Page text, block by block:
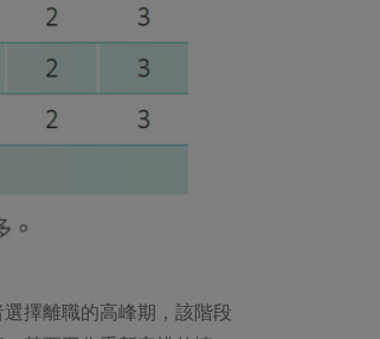
擇離職的高峰期，該階段